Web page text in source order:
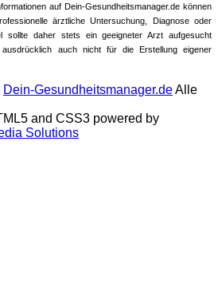
auf Dein-Gesundheitsmanager.de können
ärztliche Untersuchung, Diagnose oder
sollte daher stets ein geeigneter Arzt aufgesucht
auch nicht für die Erstellung eigener
Dein-Gesundheitsmanager.deAlle
and CSS3 powered by
Solutions